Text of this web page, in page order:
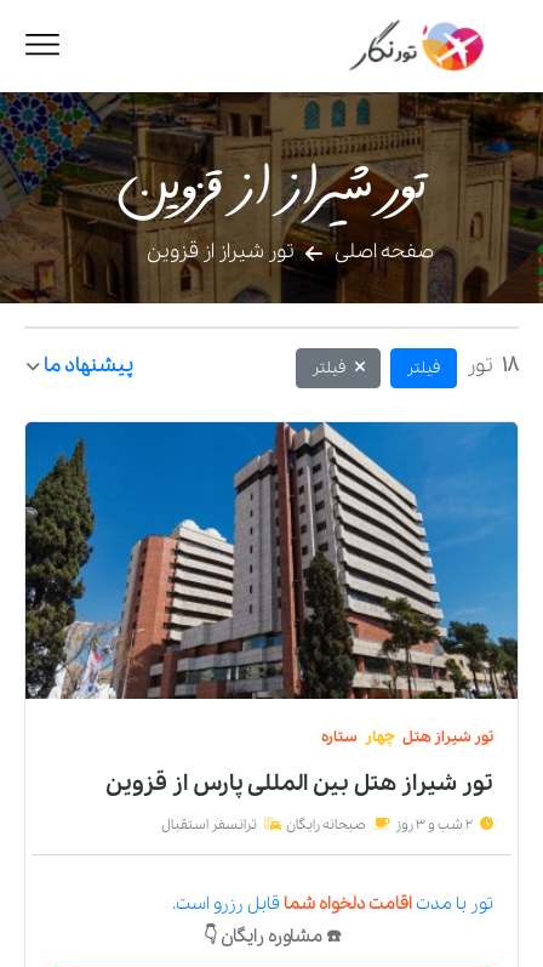
تور شیراز از قزوین
صفحه اصلی تور شیراز از قزوین
18 تور فیلتر فیلتر پیشنهاد ما
تور شیراز هتل چهار ستاره
تور شیراز هتل بین المللی پارساز قزوین
2 شب و 3 روز صبحانه رایگان ترانسفر استقبال
تور با مدتاقامت دلخواه شما قابل رزرو است.
☎️ مشاوره رایگان 👇